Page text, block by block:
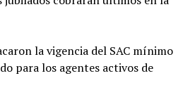
la vigencia del SAC mínimo
para los agentes activos de